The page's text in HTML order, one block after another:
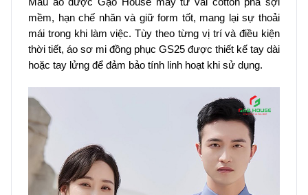
Mẫu áo được Gạo House may từ vải cotton pha sợi
mềm, hạn chế nhăn và giữ form tốt, mang lại sự thoải
mái trong khi làm việc. Tùy theo từng vị trí và điều kiện
thời tiết, áo sơ mi đồng phục GS25 được thiết kế tay dài
hoặc tay lửng để đảm bảo tính linh hoạt khi sử dụng.